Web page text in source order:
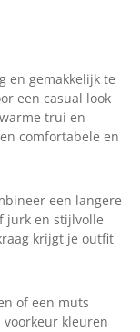
en gemakkelijk te
een casual look
trui en
comfortabele en
een langere
jurk en stijlvolle
krijgt je outfit
of een muts
voorkeur kleuren